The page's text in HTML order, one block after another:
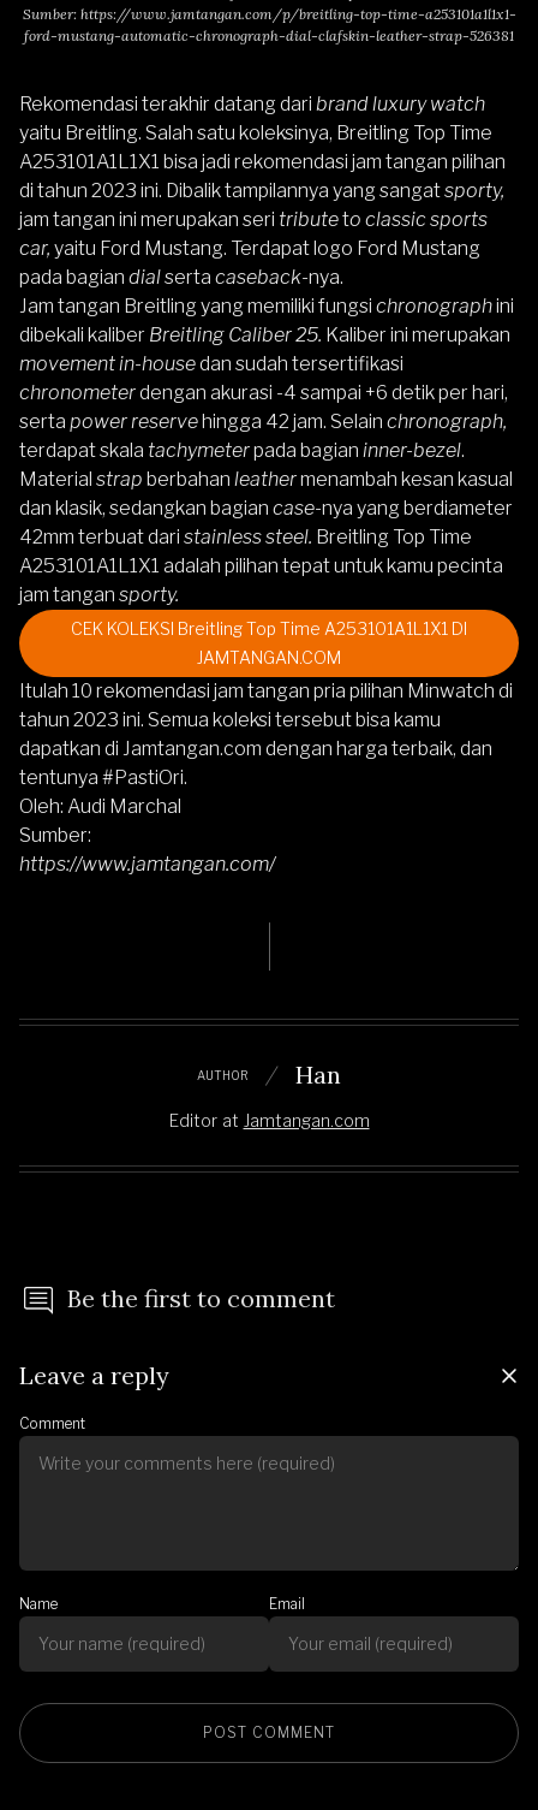
Sumber: https://www.jamtangan.com/p/breitling-top-time-a253101a1l1x1-
ford-mustang-automatic-chronograph-dial-clafskin-leather-strap-526381
Rekomendasi terakhir datang dari brand luxury watch
yaitu Breitling. Salah satu koleksinya, Breitling Top Time
A253101A1L1X1 bisa jadi rekomendasi jam tangan pilihan
di tahun 2023 ini. Dibalik tampilannya yang sangatsporty,
jam tangan ini merupakan seri tributeto classic sports
car, yaitu Ford Mustang. Terdapat logo Ford Mustang
pada bagian dialserta caseback-nya.
Jam tangan Breitling yang memiliki fungsi chronographini
dibekali kaliber Breitling Caliber 25. Kaliber ini merupakan
movementin-housedan sudah tersertifikasi
chronometerdengan akurasi -4 sampai +6 detik per hari,
serta power reservehingga 42 jam. Selain chronograph,
terdapat skala tachymeterpada bagian inner-bezel.
Material strap berbahan leathermenambah kesan kasual
dan klasik, sedangkan bagian case-nya yang berdiameter
42mm terbuat dari stainless steel. Breitling Top Time
A253101A1L1X1 adalah pilihan tepat untuk kamu pecinta
jam tangan sporty.
CEK KOLEKSI Breitling Top Time A253101A1L1X1 DI
JAMTANGAN.COM
Itulah 10 rekomendasi jam tangan pria pilihan Minwatch di
tahun 2023 ini. Semua koleksi tersebut bisa kamu
dapatkan di Jamtangan.com dengan harga terbaik, dan
tentunya #PastiOri.
Oleh: Audi Marchal
Sumber:
https://www.jamtangan.com/
AUTHOR Han
Editor at Jamtangan.com
Be the first to comment
Leave a reply
Comment
Name Email